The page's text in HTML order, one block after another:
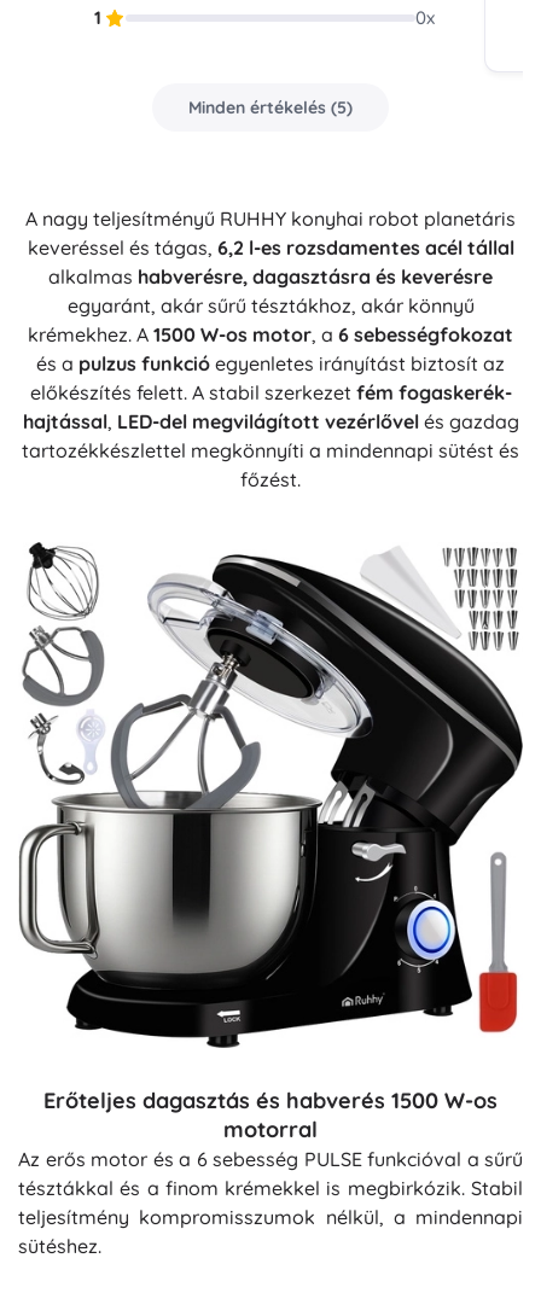
1
0x
Minden értékelés (5)
A nagy teljesítményű RUHHY konyhai robot planetáris
keveréssel és tágas, 6,2 l-es rozsdamentes acél tállal
alkalmas habverésre, dagasztásra és keverésre
egyaránt, akár sűrű tésztákhoz, akár könnyű
krémekhez. A 1500 W-os motor, a 6 sebességfokozat
és a pulzus funkció egyenletes irányítást biztosít az
előkészítés felett. A stabil szerkezet fém fogaskerék-
hajtással, LED-del megvilágított vezérlővelés gazdag
tartozékkészlettel megkönnyíti a mindennapi sütést és
főzést.
Erőteljes dagasztás és habverés 1500 W-os
motorral
Az erős motor és a 6 sebesség PULSE funkcióval a sűrű
tésztákkal és a finom krémekkel is megbirkózik. Stabil
teljesítmény kompromisszumok nélkül, a mindennapi
sütéshez.